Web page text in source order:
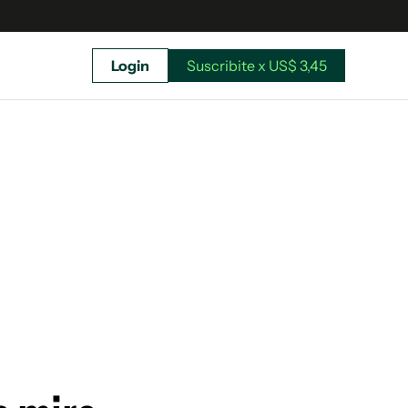
Login Suscribite x US$ 3,45